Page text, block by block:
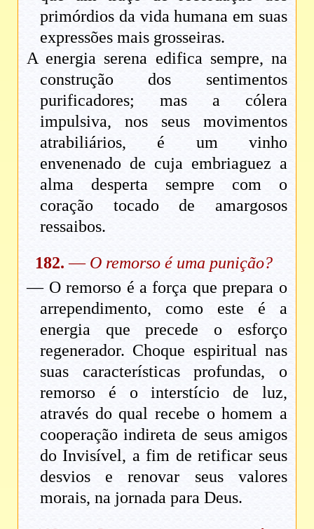
primórdios da vida humana em suas
expressões mais grosseiras.
A energia serena edifica sempre, na
construção dos sentimentos
purificadores; mas a cólera
impulsiva, nos seus movimentos
atrabiliários, é um vinho
envenenado de cuja embriaguez a
alma desperta sempre com o
coração tocado de amargosos
ressaibos.
182. — O remorso é uma punição?
— O remorso é a força que prepara o
arrependimento, como este é a
energia que precede o esforço
regenerador. Choque espiritual nas
suas características profundas, o
remorso é o interstício de luz,
através do qual recebe o homem a
cooperação indireta de seus amigos
do Invisível, a fim de retificar seus
desvios e renovar seus valores
morais, na jornada para Deus.